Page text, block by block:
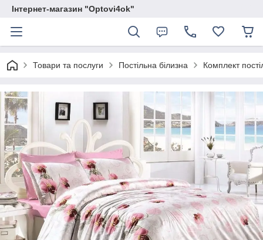
Інтернет-магазин "Optovi4ok"
Товари та послуги Постільна білизна Комплект